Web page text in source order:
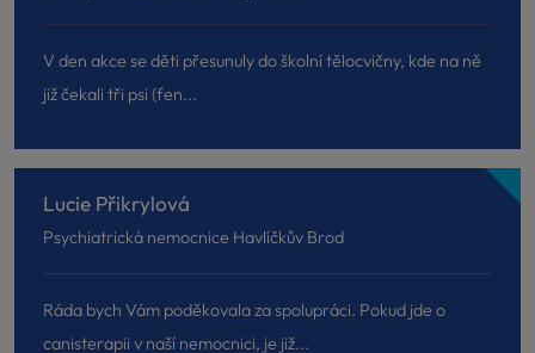
V den akce se děti přesunuly do školní tělocvičny, kde na ně
již čekali tři psi (fen...
Lucie Přikrylová
Psychiatrická nemocnice Havlíčkův Brod
Ráda bych Vám poděkovala za spolupráci. Pokud jde o
canisterapii v naší nemocnici, je již...